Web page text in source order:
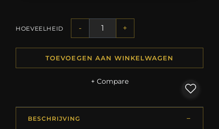
HOEVEELHEID - +
TOEVOEGEN AAN WINKELWAGEN
+ Compare
BESCHRIJVING